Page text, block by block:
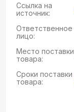
Ссылка на
источник:
Ответственное
лицо:
Место поставки
товара:
Сроки поставки
товара: